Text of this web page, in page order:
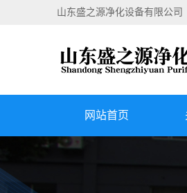
山东盛之源净化设备有限公司
网站首页